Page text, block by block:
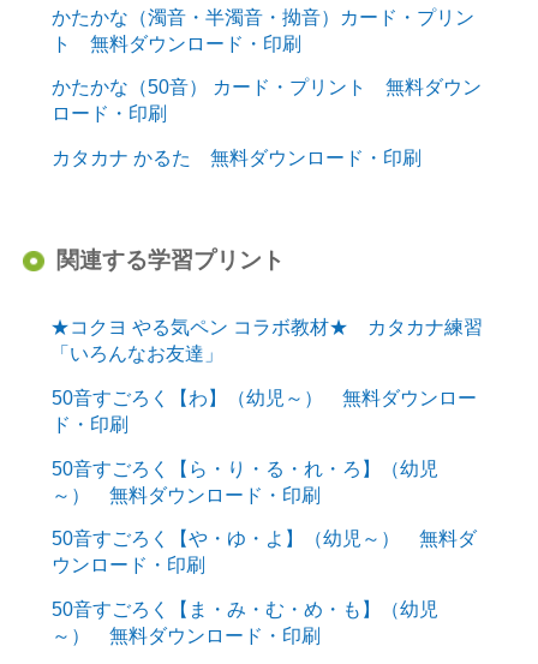
かたかな（濁音・半濁音・拗音）カード・プリン
ト 無料ダウンロード・印刷
かたかな（50音） カード・プリント 無料ダウン
ロード・印刷
カタカナ かるた 無料ダウンロード・印刷
関連する学習プリント
★コクヨ やる気ペン コラボ教材★ カタカナ練習
「いろんなお友達」
50音すごろく【わ】（幼児～） 無料ダウンロー
ド・印刷
50音すごろく【ら・り・る・れ・ろ】（幼児
～） 無料ダウンロード・印刷
50音すごろく【や・ゆ・よ】（幼児～） 無料ダ
ウンロード・印刷
50音すごろく【ま・み・む・め・も】（幼児
～） 無料ダウンロード・印刷